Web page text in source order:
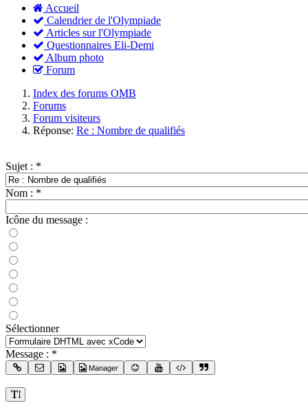
Accueil
Calendrier de l'Olympiade
Articles sur l'Olympiade
Questionnaires Eli-Demi
Album photo
Forum
Index des forums OMB
Forums
Forum visiteurs
Réponse: Re : Nombre de qualifiés
Sujet : *
Nom : *
Icône du message :
Sélectionner
Message : *
Manager